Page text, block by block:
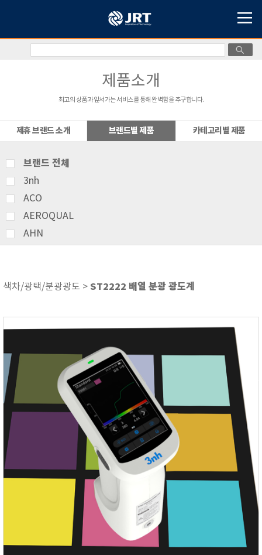
제품소개
최고의 상품과 앞서가는 서비스를 통해 완벽함을 추구합니다.
제휴 브랜드 소개 브랜드별 제품 카테고리별 제품
브랜드 전체
3nh
ACO
AEROQUAL
AHN
ATAGO
BROOKFIELD
CIRRUS Research
DA METER®
Delta-OHM
DRAGER (드레가)
e-Plus Innovation
색차/광택/분광광도 > ST2222 배열 분광 광도계